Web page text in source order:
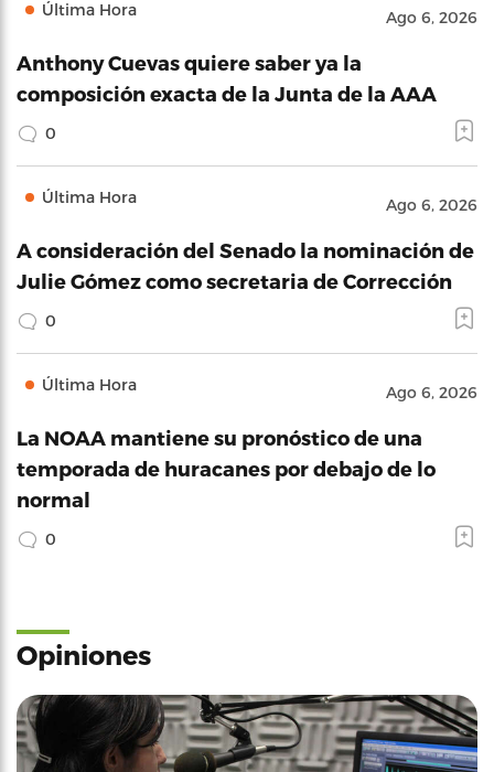
Última Hora Ago 6, 2026
Anthony Cuevas quiere saber ya la
composición exacta de la Junta de la AAA
0
Última Hora Ago 6, 2026
A consideración del Senado la nominación de
Julie Gómez como secretaria de Corrección
0
Última Hora Ago 6, 2026
La NOAA mantiene su pronóstico de una
temporada de huracanes por debajo de lo
normal
0
Opiniones